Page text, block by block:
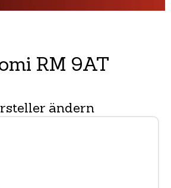
RM 9AT
ändern